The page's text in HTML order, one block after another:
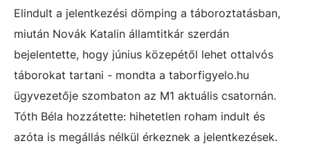
Elindult a jelentkezési dömping a táboroztatásban,
miután Novák Katalin államtitkár szerdán
bejelentette, hogy június közepétől lehet ottalvós
táborokat tartani - mondta a taborfigyelo.hu
ügyvezetője szombaton az M1 aktuális csatornán.
Tóth Béla hozzátette: hihetetlen roham indult és
azóta is megállás nélkül érkeznek a jelentkezések.